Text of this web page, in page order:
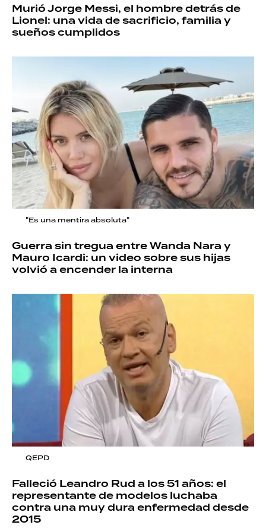
Murió Jorge Messi, el hombre detrás de
Lionel: una vida de sacrificio, familia y
sueños cumplidos
"Es una mentira absoluta"
Guerra sin tregua entre Wanda Nara y
Mauro Icardi: un video sobre sus hijas
volvió a encender la interna
QEPD
Falleció Leandro Rud a los 51 años: el
representante de modelos luchaba
contra una muy dura enfermedad desde
2015